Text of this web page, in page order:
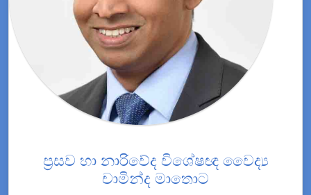
ප්‍රසව හා නාරිවේද විශේෂඥ වෛද්‍ය
චාමින්ද මාතොට